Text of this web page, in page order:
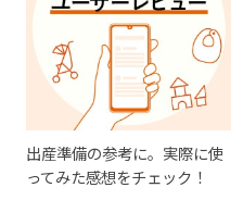
出産準備の参考に。実際に使
ってみた感想をチェック！